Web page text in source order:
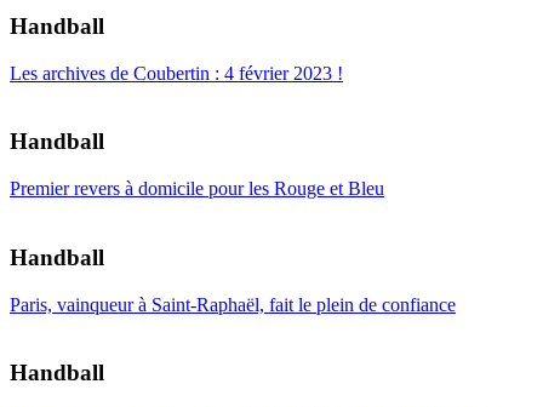
Handball
Les archives de Coubertin : 4 février 2023 !
Handball
Premier revers à domicile pour les Rouge et Bleu
Handball
Paris, vainqueur à Saint-Raphaël, fait le plein de confiance
Handball